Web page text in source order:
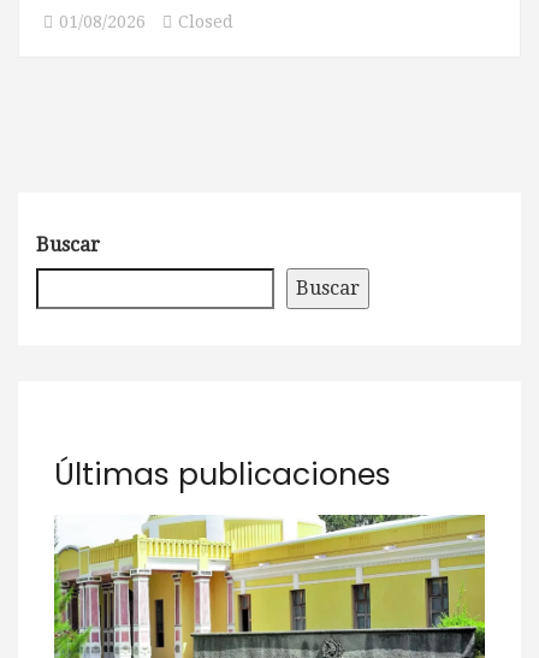
01/08/2026 Closed
Buscar
Buscar
Últimas publicaciones